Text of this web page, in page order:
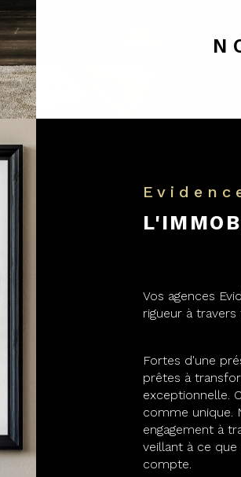
Vos agences
rigueur à
Fortes d'une
prêtes à
exceptionnelle.
comme unique.
engagement à
veillant à ce
compte.